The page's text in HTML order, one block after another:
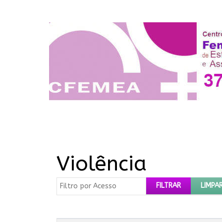
Violência
Filtro por Acesso FILTRAR